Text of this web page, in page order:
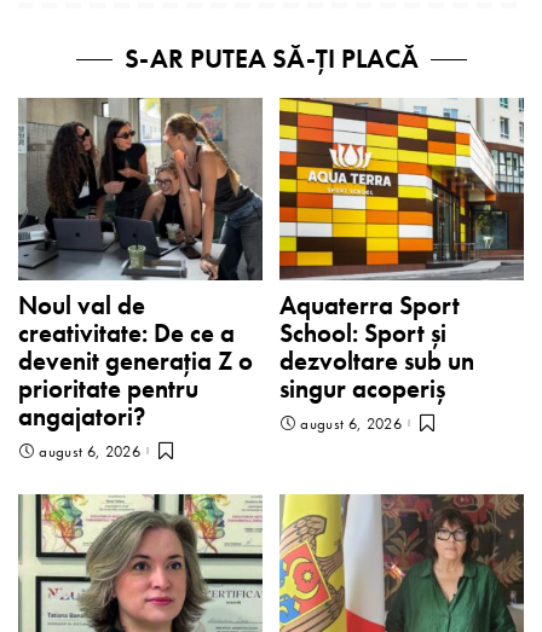
S-AR PUTEA SĂ-ȚI PLACĂ
Noul val de
creativitate: De ce a
devenit generația Z o
prioritate pentru
angajatori?
august 6, 2026
Aquaterra Sport
School: Sport și
dezvoltare sub un
singur acoperiș
august 6, 2026